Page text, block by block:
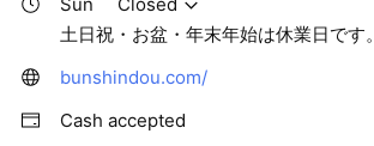
Sun
Closed
土日祝・お盆・年末年始は休業日です。
bunshindou.com/
Cash accepted